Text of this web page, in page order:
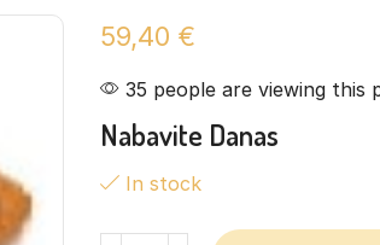
59,40 €
35 people are viewing this
Nabavite Danas
In stock